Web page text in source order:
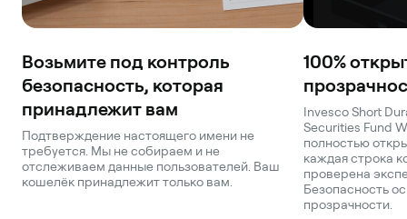
Возьмите под контроль
безопасность, которая
принадлежит вам
Подтверждение настоящего имени не
требуется. Мы не собираем и не
отслеживаем данные пользователей. Ваш
кошелёк принадлежит только вам.
100%
Invesco Short
Securities Fund
полностью
каждая строка
проверена
Безопасность
прозрачности.